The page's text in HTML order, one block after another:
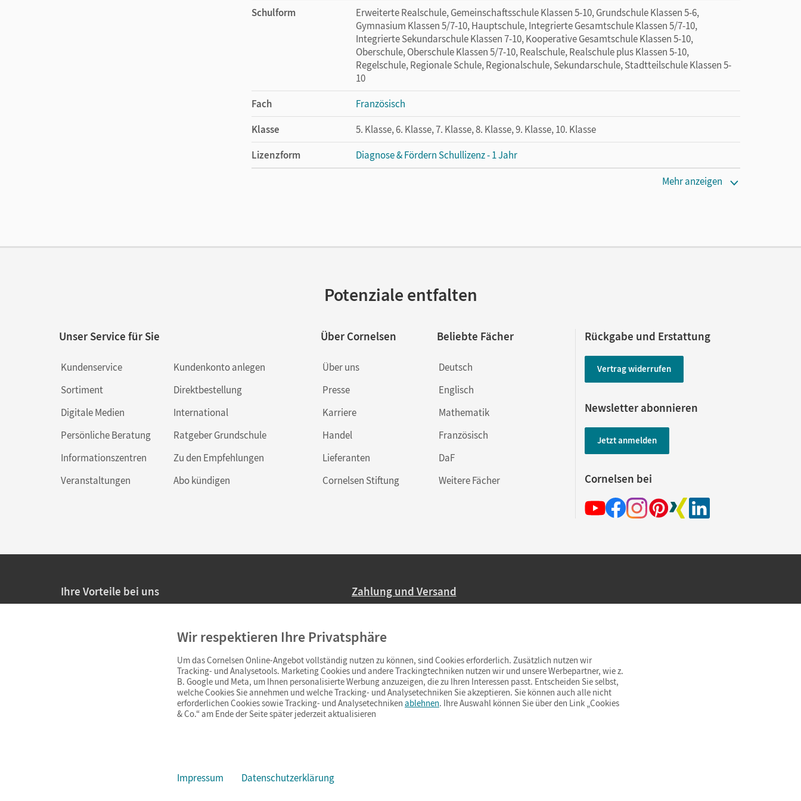
Schulform
Erweiterte Realschule, Gemeinschaftsschule Klassen 5-10, Grundschule Klassen 5-6,
Gymnasium Klassen 5/7-10, Hauptschule, Integrierte Gesamtschule Klassen 5/7-10,
Integrierte Sekundarschule Klassen 7-10, Kooperative Gesamtschule Klassen 5-10,
Oberschule, Oberschule Klassen 5/7-10, Realschule, Realschule plus Klassen 5-10,
Regelschule, Regionale Schule, Regionalschule, Sekundarschule, Stadtteilschule Klassen 5-
10
Fach
Französisch
Klasse
5. Klasse, 6. Klasse, 7. Klasse, 8. Klasse, 9. Klasse, 10. Klasse
Lizenzform
Diagnose & Fördern Schullizenz - 1 Jahr
Mehr anzeigen
Potenziale entfalten
Unser Service für Sie
Kundenservice
Sortiment
Digitale Medien
Persönliche Beratung
Informationszentren
Veranstaltungen
Kundenkonto anlegen
Direktbestellung
International
Ratgeber Grundschule
Zu den Empfehlungen
Abo kündigen
Über Cornelsen
Über uns
Presse
Karriere
Handel
Lieferanten
Cornelsen Stiftung
Beliebte Fächer
Deutsch
Englisch
Mathematik
Französisch
DaF
Weitere Fächer
Rückgabe und Erstattung
Vertrag widerrufen
Newsletter abonnieren
Jetzt anmelden
Cornelsen bei
Ihre Vorteile bei uns
Persönliche Angebote für Lehrkräfte
Sicheres Einkaufen mit SSL-Verschlüsselung
Widerrufsfristvon 4 Wochen
Schnelle und einfache Retourenabwicklung
Zahlung und Versand
Ab 59,– EUR Bestellwert liefern wir versandkostenfrei innerhalb Deutschlands
(Lieferung in 3–6 Tagen).
Barrierefreiheit Cookies & Co.
Wir respektieren Ihre Privatsphäre
Um das Cornelsen Online-Angebot vollständig nutzen zu können, sind Cookies erforderlich. Zusätzlich nutzen wir
Tracking- und Analysetools. Marketing Cookies und andere Trackingtechniken nutzen wir und unsere Werbepartner, wie z.
B. Google und Meta, um Ihnen personalisierte Werbung anzuzeigen, die zu Ihren Interessen passt. Entscheiden Sie selbst,
welche Cookies Sie annehmen und welche Tracking- und Analysetechniken Sie akzeptieren. Sie können auch alle nicht
erforderlichen Cookies sowie Tracking- und Analysetechniken ablehnen. Ihre Auswahl können Sie über den Link „Cookies
& Co.“ am Ende der Seite später jederzeit aktualisieren
Impressum Datenschutzerklärung